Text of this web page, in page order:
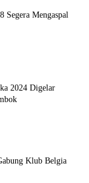
Segera Mengaspal
2024 Digelar
Klub Belgia